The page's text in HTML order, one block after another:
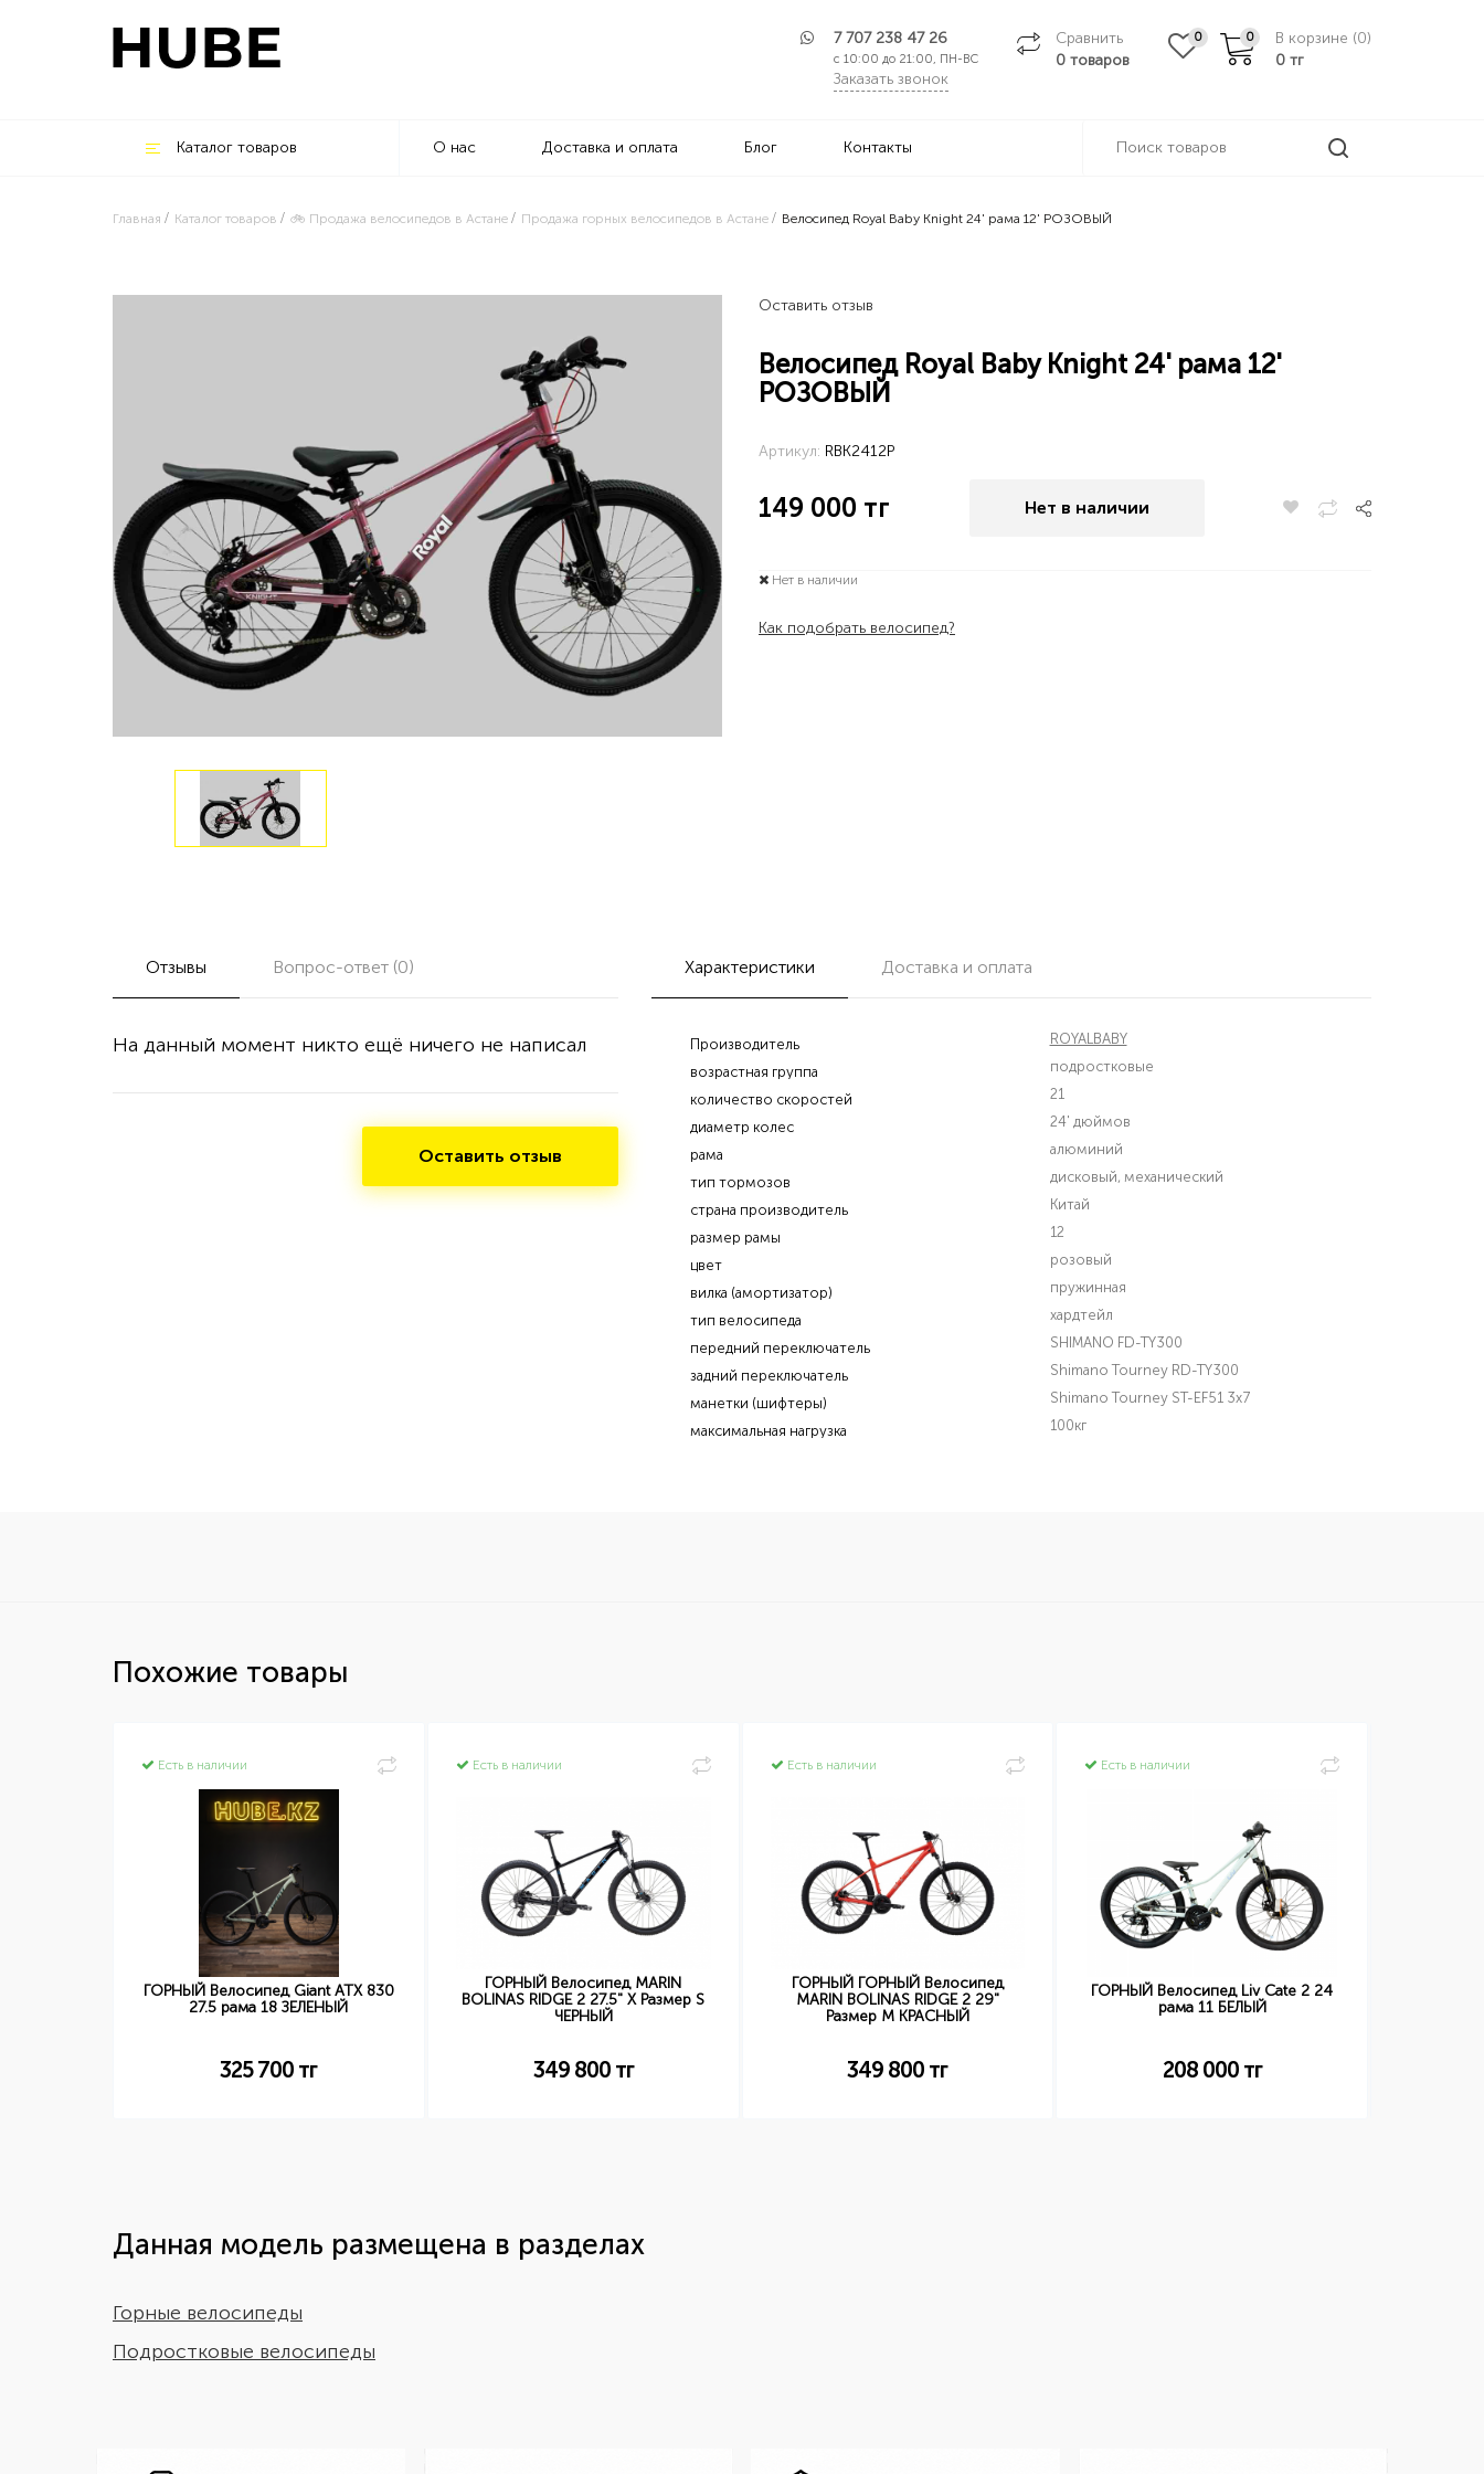
7 707 238 47 26
с 10:00 до 21:00, ПН-ВС
Заказать звонок
Сравнить
0 товаров
0 0 В корзине (0)
0 тг
Каталог товаров О нас Доставка и оплата Блог Контакты
Главная Каталог товаров 🚲 Продажа велосипедов в Астане Продажа горных велосипедов в Астане Велосипед Royal Baby Knight 24' рама 12' РОЗОВЫЙ
Оставить отзыв
Велосипед Royal Baby Knight 24' рама 12'
РОЗОВЫЙ
Артикул: RBK2412P
149 000 тг Нет в наличии
Нет в наличии
Как подобрать велосипед?
Отзывы Вопрос-ответ (0)
На данный момент никто ещё ничего не написал
Оставить отзыв
Характеристики Доставка и оплата
Производитель
ROYALBABY
возрастная группа
подростковые
количество скоростей
21
диаметр колес
24' дюймов
рама
алюминий
тип тормозов
дисковый, механический
страна производитель
Китай
размер рамы
12
цвет
розовый
вилка (амортизатор)
пружинная
тип велосипеда
хардтейл
передний переключатель
SHIMANO FD-TY300
задний переключатель
Shimano Tourney RD-TY300
манетки (шифтеры)
Shimano Tourney ST-EF51 3х7
максимальная нагрузка
100кг
Похожие товары
Есть в наличии
ГОРНЫЙ Велосипед Giant ATX 830
27.5 рама 18 ЗЕЛЕНЫЙ
325 700 тг
Есть в наличии
ГОРНЫЙ Велосипед MARIN
BOLINAS RIDGE 2 27.5" X Размер S
ЧЕРНЫЙ
349 800тг
Есть в наличии
ГОРНЫЙ ГОРНЫЙ Велосипед
MARIN BOLINAS RIDGE 2 29"
Размер M КРАСНЫЙ
349 800 тг
Есть в наличии
ГОРНЫЙ Велосипед Liv Cate 2 24
рама 11 БЕЛЫЙ
208 000тг
Данная модель размещена в разделах
Горные велосипеды
Подростковые велосипеды